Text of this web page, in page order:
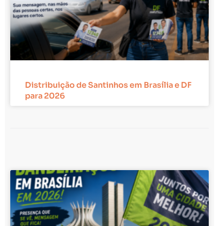
Distribuição de Santinhos em Brasília e DF
para 2026